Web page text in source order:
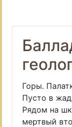
Горы.
Пусто в
Рядом на
мертвый